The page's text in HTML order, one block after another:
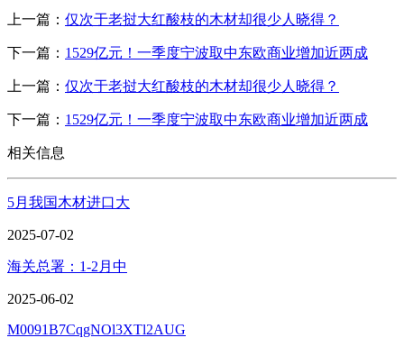
上一篇： 仅次于老挝大红酸枝的木材却很少人晓得？
下一篇： 1529亿元！一季度宁波取中东欧商业增加近两成
上一篇： 仅次于老挝大红酸枝的木材却很少人晓得？
下一篇： 1529亿元！一季度宁波取中东欧商业增加近两成
相关信息
5月我国木材进口大
2025-07-02
海关总署：1-2月中
2025-06-02
M0091B7CqgNOl3XTl2AUG